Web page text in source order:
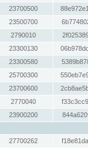
23700500
23500700
2790010
23300130
23300580
25700300
23700600
2770040
23900200
27700262